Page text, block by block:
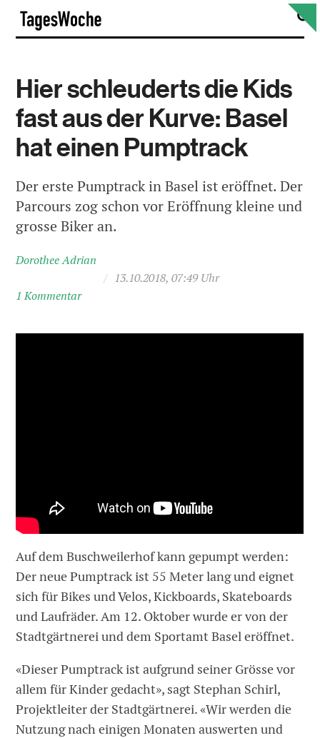
Skip
content
Hier schleuderts die Kids
fast aus der Kurve: Basel
hat einen Pumptrack
Der erste Pumptrack in Basel ist eröffnet. Der
Parcours zog schon vor Eröffnung kleine und
grosse Biker an.
Dorothee Adrian
/ 13.10.2018, 07:49 Uhr
1 Kommentar
Auf dem Buschweilerhof kann gepumpt werden:
Der neue Pumptrack ist 55 Meter lang und eignet
sich für Bikes und Velos, Kickboards, Skateboards
und Laufräder. Am 12. Oktober wurde er von der
Stadtgärtnerei und dem Sportamt Basel eröffnet.
«Dieser Pumptrack ist aufgrund seiner Grösse vor
allem für Kinder gedacht», sagt Stephan Schirl,
Projektleiter der Stadtgärtnerei. «Wir werden die
Nutzung nach einigen Monaten auswerten und